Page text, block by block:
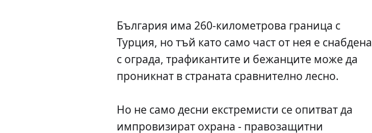
България има 260-километрова граница с
Турция, но тъй като само част от нея е снабдена
с ограда, трафикантите и бежанците може да
проникнат в страната сравнително лесно.
Но не само десни екстремисти се опитват да
импровизират охрана - правозащитни